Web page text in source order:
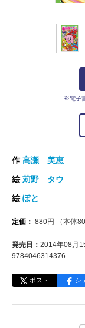
※電子
作高瀬 美恵
絵苅野 タウ
絵ぽと
定価： 880円 （本体
発売日： 2014年08月
9784046314376
ポスト シ